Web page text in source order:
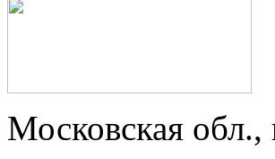
Московская обл.,